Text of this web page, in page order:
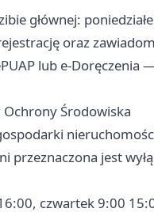
głównej:
oraz
lub e-Doręczenia
Środowiska
przeznaczona jest
czwartek 9:00